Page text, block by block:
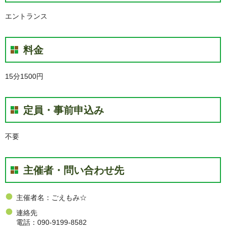
エントランス
料金
15分1500円
定員・事前申込み
不要
主催者・問い合わせ先
主催者名：ごえもみ☆
連絡先
電話：090-9199-8582